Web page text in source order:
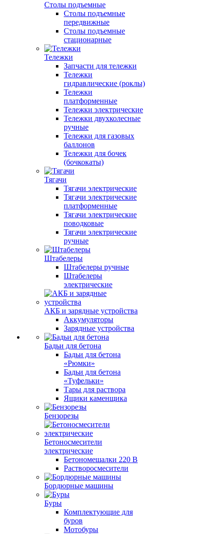
Столы подъемные
Столы подъемные
передвижные
Столы подъемные
стационарные
Тележки
Запчасти для тележки
Тележки
гидравлические (роклы)
Тележки
платформенные
Тележки электрические
Тележки двухколесные
ручные
Тележки для газовых
баллонов
Тележки для бочек
(бочкокаты)
Тягачи
Тягачи электрические
Тягачи электрические
платформенные
Тягачи электрические
поводковые
Тягачи электрические
ручные
Штабелеры
Штабелеры ручные
Штабелеры
электрические
АКБ и зарядные устройства
Аккумуляторы
Зарядные устройства
Бадьи для бетона
Бадьи для бетона
«Рюмки»
Бадьи для бетона
«Туфельки»
Тары для раствора
Ящики каменщика
Бензорезы
Бетоносмесители
электрические
Бетономешалки 220 В
Растворосмесители
Бордюрные машины
Буры
Комплектующие для
буров
Мотобуры